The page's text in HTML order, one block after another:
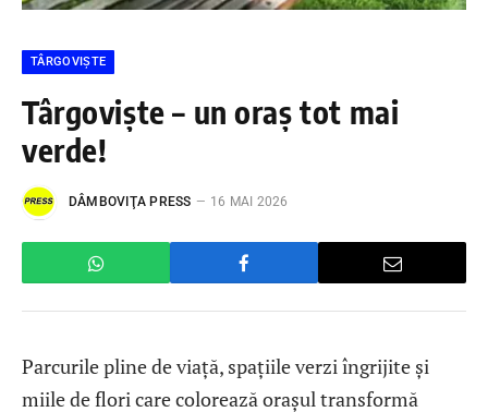
TÂRGOVIȘTE
Târgoviște – un oraș tot mai
verde!
DÂMBOVIŢA PRESS 16 MAI 2026
Parcurile pline de viață, spațiile verzi îngrijite și
miile de flori care colorează orașul transformă